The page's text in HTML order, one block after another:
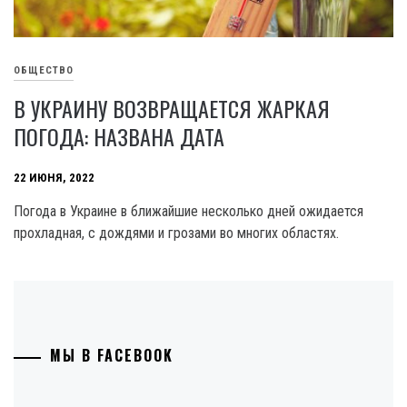
ОБЩЕСТВО
В УКРАИНУ ВОЗВРАЩАЕТСЯ ЖАРКАЯ
ПОГОДА: НАЗВАНА ДАТА
22 ИЮНЯ, 2022
Погода в Украине в ближайшие несколько дней ожидается
прохладная, с дождями и грозами во многих областях.
МЫ В FACEBOOK